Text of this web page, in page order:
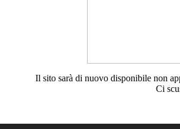
Il sito sarà di nuovo disponibile non
Ci